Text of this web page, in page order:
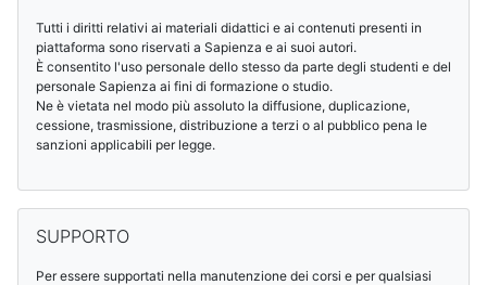
Tutti i diritti relativi ai materiali didattici e ai contenuti presenti in
piattaforma sono riservati a Sapienza e ai suoi autori.
È consentito l'uso personale dello stesso da parte degli studenti e del
personale Sapienza ai fini di formazione o studio.
Ne è vietata nel modo più assoluto la diffusione, duplicazione,
cessione, trasmissione, distribuzione a terzi o al pubblico pena le
sanzioni applicabili per legge.
SUPPORTO
Per essere supportati nella manutenzione dei corsi e per qualsiasi